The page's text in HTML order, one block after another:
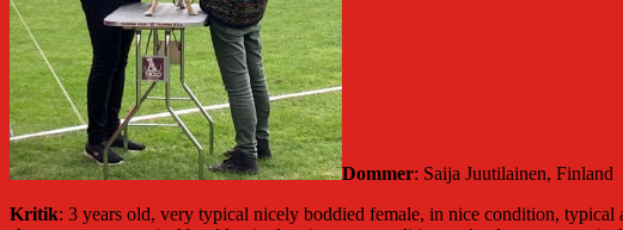
Dommer: Saija Juutilainen, Finland
Kritik: 3 years old, very typical nicely boddied female, in nice condition,